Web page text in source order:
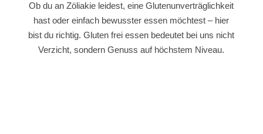
Ob du an Zöliakie leidest, eine Glutenunverträglichkeit
hast oder einfach bewusster essen möchtest – hier
bist du richtig. Gluten frei essen bedeutet bei uns nicht
Verzicht, sondern Genuss auf höchstem Niveau.